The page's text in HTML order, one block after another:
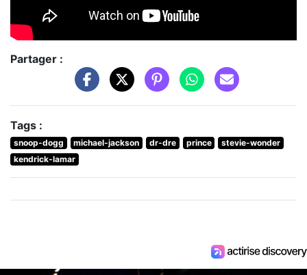
Partager :
Tags :
snoop-dogg michael-jackson dr-dre prince
stevie-wonder
kendrick-lamar